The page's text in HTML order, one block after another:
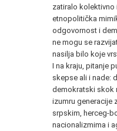
zatiralo kolektivno
etnopolitička
odgovornost i
ne mogu se
nasilja bilo koje
I na kraju, pitanje
skepse ali i nade:
demokratski skok
izumru generacije
srpskim, herceg-
nacionalizmima i